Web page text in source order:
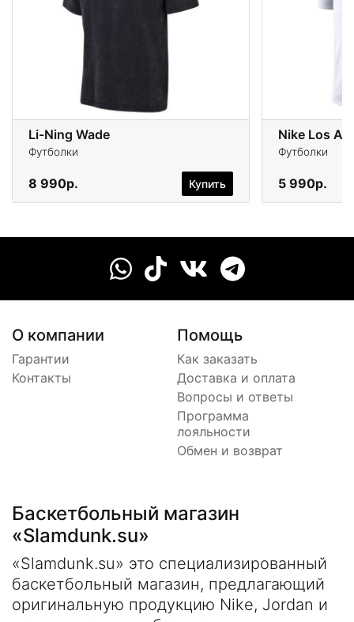
Li-Ning Wade
Футболки
8 990р. Купить
Nike Los
Футболки
5 990р.
О компании
Гарантии
Контакты
Помощь
Как заказать
Доставка и оплата
Вопросы и ответы
Программа
лояльности
Обмен и возврат
Баскетбольный магазин
«Slamdunk.su»
«Slamdunk.su» это специализированный
баскетбольный магазин, предлагающий
оригинальную продукцию Nike, Jordan и